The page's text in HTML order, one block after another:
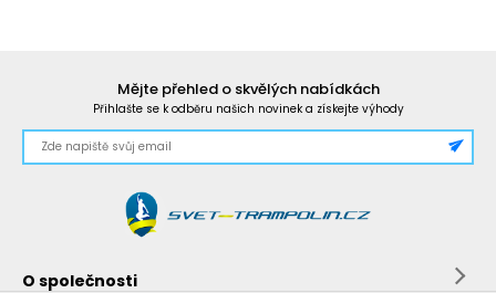
Mějte přehled o skvělých nabídkách
Přihlašte se k odběru našich novinek a získejte výhody
O společnosti